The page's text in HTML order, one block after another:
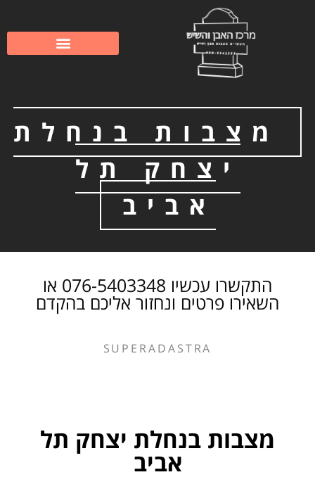
מצבות בנחלת
יצחק תל
אביב
התקשרו עכשיו 076-5403348 או
השאירו פרטים ונחזור אליכם בהקדם
SUPERADASTRA
מצבות בנחלת יצחק תל
אביב